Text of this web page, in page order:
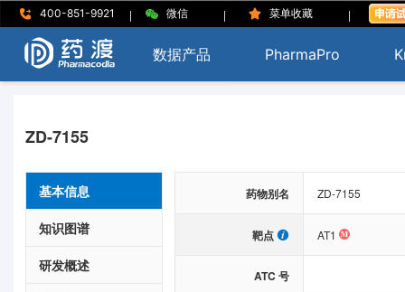
400-851-9921 | 微信 | 菜单收藏 |
数据产品 PharmaPro
ZD-7155
基本信息
知识图谱
研发概述
药物别名 ZD-7155
靶点 AT1
ATC 号